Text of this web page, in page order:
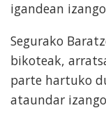
igandean
Segurako
bikoteak,
parte hartuko
ataundar